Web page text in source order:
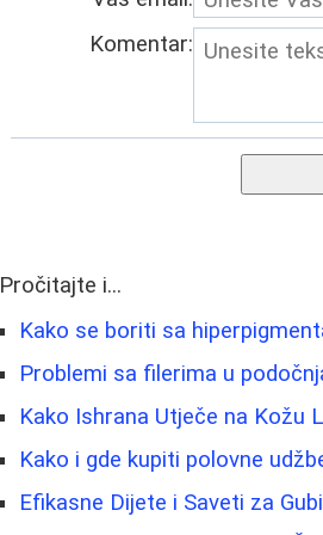
Komentar:
Pročitajte i...
Kako se boriti sa
Problemi sa filerima u
Kako Ishrana Utječe na Kožu
Kako i gde kupiti polovne
Efikasne Dijete i Saveti za